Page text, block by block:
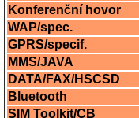
Konferenční hovor
WAP/spec.
GPRS/specif.
MMS/JAVA
DATA/FAX/HSCSD
Bluetooth
SIM Toolkit/CB